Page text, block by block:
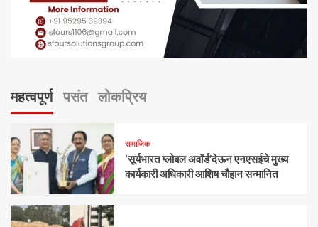
महत्वपूर्ण पसंत लोकप्रिय
सामाजिक
‘सूर्यभारत ग्लोबल अवॉर्ड’देऊन एनएसईचे मुख्य
कार्यकारी अधिकारी आशिष चौहान सन्मानित